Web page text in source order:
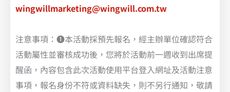
wingwillmarketing@wingwill.com.tw
注意事項：❶本活動採預先報名，經主辦單位確認符合
活動屬性並審核成功後，您將於活動前一週收到出席提
醒函，內容包含此次活動使用平台登入網址及活動注意
事項，報名身份不符或資料缺失，則不另行通知，敬請